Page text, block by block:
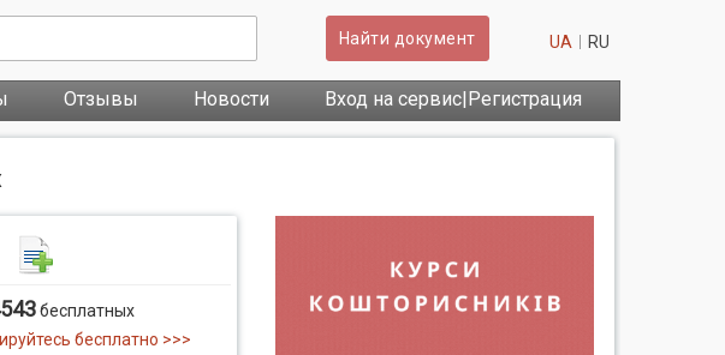
Найти документ UA RU
Отзывы Новости Вход на сервис|Регистрация
бесплатных
бесплатно >>>